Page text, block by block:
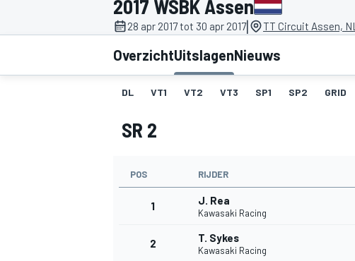
2017 WSBK Assen
28 apr 2017 tot 30 apr 2017| TT Circuit Assen, NL
OverzichtUitslagenNieuws
DL VT1 VT2 VT3 SP1 SP2 GRID
SR 2
POS RIJDER
1 J. Rea
Kawasaki Racing
2 T. Sykes
Kawasaki Racing